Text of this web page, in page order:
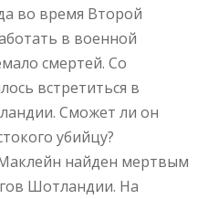
во время Второй
в военной
смертей. Со
встретиться в
Сможет ли он
убийцу?
найден мертвым
Шотландии. На